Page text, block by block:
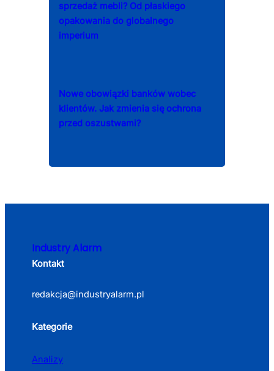
sprzedaż mebli? Od płaskiego
opakowania do globalnego
imperium
Nowe obowiązki banków wobec
klientów. Jak zmienia się ochrona
przed oszustwami?
Industry Alarm
Kontakt
redakcja@industryalarm.pl
Kategorie
Analizy